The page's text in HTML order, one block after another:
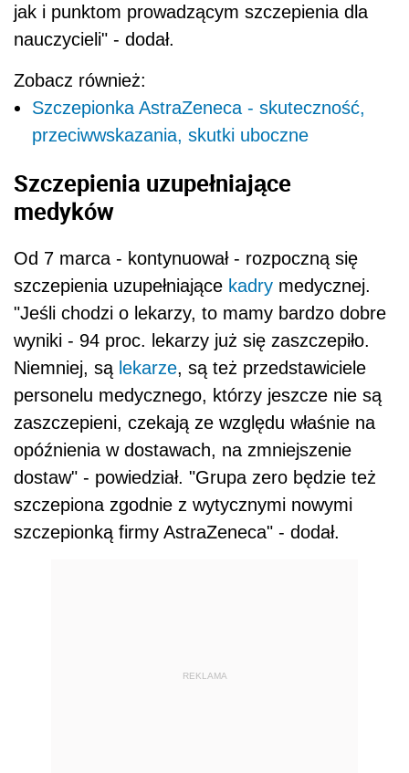
jak i punktom prowadzącym szczepienia dla
nauczycieli" - dodał.
Zobacz również:
Szczepionka AstraZeneca - skuteczność,
przeciwwskazania, skutki uboczne
Szczepienia uzupełniające
medyków
Od 7 marca - kontynuował - rozpoczną się
szczepienia uzupełniające kadry medycznej.
"Jeśli chodzi o lekarzy, to mamy bardzo dobre
wyniki - 94 proc. lekarzy już się zaszczepiło.
Niemniej, są lekarze, są też przedstawiciele
personelu medycznego, którzy jeszcze nie są
zaszczepieni, czekają ze względu właśnie na
opóźnienia w dostawach, na zmniejszenie
dostaw" - powiedział. "Grupa zero będzie też
szczepiona zgodnie z wytycznymi nowymi
szczepionką firmy AstraZeneca" - dodał.
REKLAMA